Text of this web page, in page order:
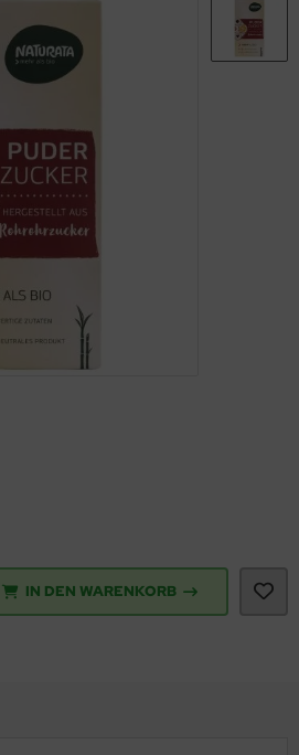
IN DEN WARENKORB